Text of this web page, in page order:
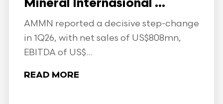
Mineral Internasional ...
AMMN reported a decisive step-change
in 1Q26, with net sales of US$808mn,
EBITDA of US$...
READ MORE